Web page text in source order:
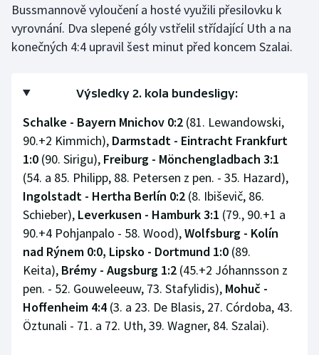
Bussmannově vyloučení a hosté využili přesilovku k
vyrovnání. Dva slepené góly vstřelil střídající Uth a na
konečných 4:4 upravil šest minut před koncem Szalai.
Výsledky 2. kola bundesligy:
Schalke - Bayern Mnichov 0:2 (81. Lewandowski,
90.+2 Kimmich), Darmstadt - Eintracht Frankfurt
1:0 (90. Sirigu), Freiburg - Mönchengladbach 3:1
(54. a 85. Philipp, 88. Petersen z pen. - 35. Hazard),
Ingolstadt - Hertha Berlín 0:2 (8. Ibiševič, 86.
Schieber), Leverkusen - Hamburk 3:1 (79., 90.+1 a
90.+4 Pohjanpalo - 58. Wood),Wolfsburg - Kolín
nad Rýnem 0:0, Lipsko - Dortmund 1:0 (89.
Keita), Brémy - Augsburg 1:2 (45.+2 Jóhannsson z
pen. - 52. Gouweleeuw, 73. Stafylidis), Mohuč -
Hoffenheim 4:4 (3. a 23. De Blasis, 27. Córdoba, 43.
Öztunali - 71. a 72. Uth, 39. Wagner, 84. Szalai).